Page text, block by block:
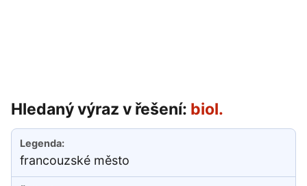
Hledaný výraz v řešení: biol.
francouzské město